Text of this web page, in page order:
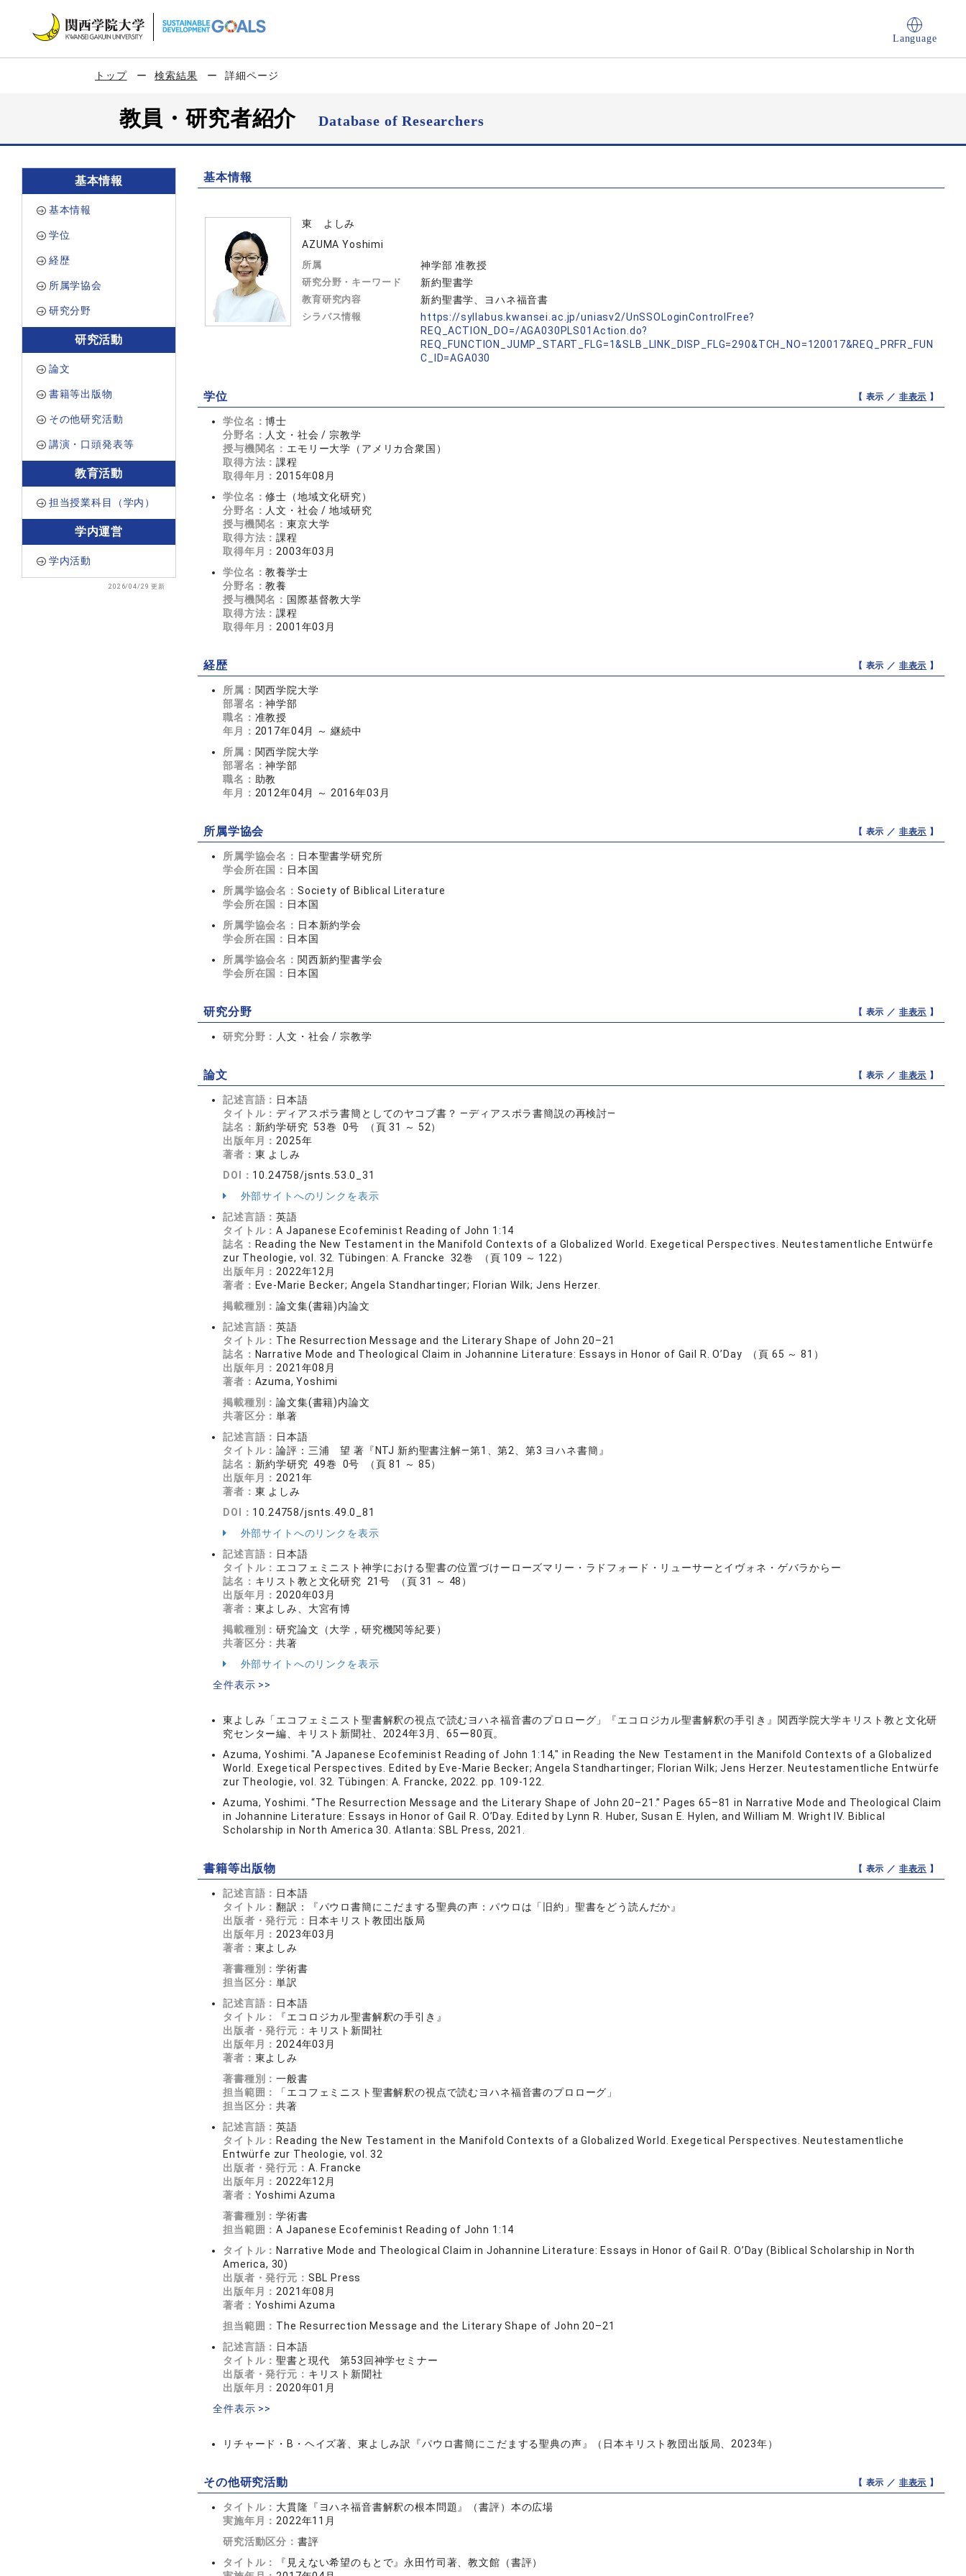
Language
トップ 検索結果 詳細ページ
教員・研究者紹介Database of Researchers
基本情報
基本情報
学位
経歴
所属学協会
研究分野
研究活動
論文
書籍等出版物
その他研究活動
講演・口頭発表等
教育活動
担当授業科目（学内）
学内運営
学内活動
2026/04/29 更新
基本情報
東 よしみ
AZUMA Yoshimi
所属 神学部 准教授
研究分野・キーワード 新約聖書学
教育研究内容 新約聖書学、ヨハネ福音書
シラバス情報
https://syllabus.kwansei.ac.jp/uniasv2/UnSSOLoginControlFree?
REQ_ACTION_DO=/AGA030PLS01Action.do?
REQ_FUNCTION_JUMP_START_FLG=1&SLB_LINK_DISP_FLG=290&TCH_NO=120017&REQ_PRFR_FUN
C_ID=AGA030
学位 【 表示 ／ 非表示 】
学位名：博士
分野名： 人文・社会 / 宗教学
授与機関名： エモリー大学（アメリカ合衆国）
取得方法：課程
取得年月： 2015年08月
学位名：修士（地域文化研究）
分野名： 人文・社会 / 地域研究
授与機関名：東京大学
取得方法：課程
取得年月： 2003年03月
学位名：教養学士
分野名：教養
授与機関名： 国際基督教大学
取得方法：課程
取得年月： 2001年03月
経歴 【 表示 ／ 非表示 】
所属： 関西学院大学
部署名：神学部
職名： 准教授
年月： 2017年04月 ～ 継続中
所属： 関西学院大学
部署名：神学部
職名： 助教
年月： 2012年04月 ～ 2016年03月
所属学協会 【 表示 ／ 非表示 】
所属学協会名： 日本聖書学研究所
学会所在国： 日本国
所属学協会名： Society of Biblical Literature
学会所在国： 日本国
所属学協会名： 日本新約学会
学会所在国： 日本国
所属学協会名： 関西新約聖書学会
学会所在国： 日本国
研究分野 【 表示 ／ 非表示 】
研究分野： 人文・社会 / 宗教学
論文 【 表示 ／ 非表示 】
記述言語： 日本語
タイトル：ディアスポラ書簡としてのヤコブ書？ ―ディアスポラ書簡説の再検討―
誌名： 新約学研究 53巻 0号 （頁 31 ～ 52）
出版年月： 2025年
著者： 東 よしみ
DOI： 10.24758/jsnts.53.0_31
外部サイトへのリンクを表示
記述言語：英語
タイトル：A Japanese Ecofeminist Reading of John 1:14
誌名： Reading the New Testament in the Manifold Contexts of a Globalized World. Exegetical Perspectives. Neutestamentliche Entwürfe
zur Theologie, vol. 32. Tübingen: A. Francke 32巻 （頁 109 ～ 122）
出版年月： 2022年12月
著者： Eve-Marie Becker; Angela Standhartinger; Florian Wilk; Jens Herzer.
掲載種別：論文集(書籍)内論文
記述言語：英語
タイトル： The Resurrection Message and the Literary Shape of John 20–21
誌名： Narrative Mode and Theological Claim in Johannine Literature: Essays in Honor of Gail R. O’Day （頁 65 ～ 81）
出版年月： 2021年08月
著者： Azuma, Yoshimi
掲載種別：論文集(書籍)内論文
共著区分：単著
記述言語： 日本語
タイトル：論評：三浦 望 著『NTJ 新約聖書注解―第1、第2、第3 ヨハネ書簡』
誌名： 新約学研究 49巻 0号 （頁 81 ～ 85）
出版年月： 2021年
著者： 東 よしみ
DOI： 10.24758/jsnts.49.0_81
外部サイトへのリンクを表示
記述言語： 日本語
タイトル： エコフェミニスト神学における聖書の位置づけーローズマリー・ラドフォード・リューサーとイヴォネ・ゲバラからー
誌名： キリスト教と文化研究 21号 （頁 31 ～ 48）
出版年月： 2020年03月
著者： 東よしみ、大宮有博
掲載種別：研究論文（大学，研究機関等紀要）
共著区分：共著
外部サイトへのリンクを表示
全件表示 >>
東よしみ「エコフェミニスト聖書解釈の視点で読むヨハネ福音書のプロローグ」『エコロジカル聖書解釈の手引き』関西学院大学キリスト教と文化研
究センター編、キリスト新聞社、2024年3月、65ー80頁。
Azuma, Yoshimi. "A Japanese Ecofeminist Reading of John 1:14," in Reading the New Testament in the Manifold Contexts of a Globalized
World. Exegetical Perspectives. Edited by Eve-Marie Becker; Angela Standhartinger; Florian Wilk; Jens Herzer. Neutestamentliche Entwürfe
zur Theologie, vol. 32. Tübingen: A. Francke, 2022. pp. 109-122.
Azuma, Yoshimi. “The Resurrection Message and the Literary Shape of John 20–21.” Pages 65–81 in Narrative Mode and Theological Claim
in Johannine Literature: Essays in Honor of Gail R. O’Day. Edited by Lynn R. Huber, Susan E. Hylen, and William M. Wright IV. Biblical
Scholarship in North America 30. Atlanta: SBL Press, 2021.
書籍等出版物 【 表示 ／ 非表示 】
記述言語： 日本語
タイトル：翻訳：『パウロ書簡にこだまする聖典の声：パウロは「旧約」聖書をどう読んだか』
出版者・発行元： 日本キリスト教団出版局
出版年月： 2023年03月
著者： 東よしみ
著書種別：学術書
担当区分：単訳
記述言語： 日本語
タイトル：
『エコロジカル聖書解釈の手引き』
出版者・発行元： キリスト新聞社
出版年月： 2024年03月
著者： 東よしみ
著書種別：一般書
担当範囲：
「エコフェミニスト聖書解釈の視点で読むヨハネ福音書のプロローグ」
担当区分：共著
記述言語：英語
タイトル： Reading the New Testament in the Manifold Contexts of a Globalized World. Exegetical Perspectives. Neutestamentliche
Entwürfe zur Theologie, vol. 32
出版者・発行元： A. Francke
出版年月： 2022年12月
著者： Yoshimi Azuma
著書種別：学術書
担当範囲：A Japanese Ecofeminist Reading of John 1:14
タイトル： Narrative Mode and Theological Claim in Johannine Literature: Essays in Honor of Gail R. O’Day (Biblical Scholarship in North
America, 30)
出版者・発行元： SBL Press
出版年月： 2021年08月
著者： Yoshimi Azuma
担当範囲： The Resurrection Message and the Literary Shape of John 20–21
記述言語： 日本語
タイトル：聖書と現代 第53回神学セミナー
出版者・発行元： キリスト新聞社
出版年月： 2020年01月
全件表示 >>
リチャード・B・ヘイズ著、東よしみ訳『パウロ書簡にこだまする聖典の声』（日本キリスト教団出版局、2023年）
その他研究活動 【 表示 ／ 非表示 】
タイトル： 大貫隆『ヨハネ福音書解釈の根本問題』（書評）本の広場
実施年月： 2022年11月
研究活動区分： 書評
タイトル：
『見えない希望のもとで』永田竹司著、教文館（書評）